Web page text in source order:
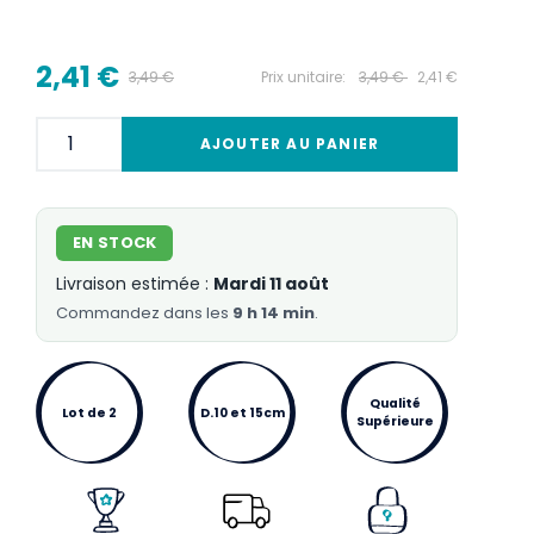
2,41 € 3,49 € Prix unitaire: 3,49 € 2,41 €
AJOUTER AU PANIER
EN STOCK
Livraison estimée : Mardi 11 août
Commandez dans les 9 h 14 min.
Lot de 2 D.10 et 15cm
Qualité
Supérieure